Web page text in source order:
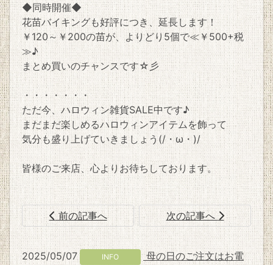
◆同時開催◆
花苗バイキングも好評につき、延長します！
￥120～￥200の苗が、よりどり5個で≪￥500+税
≫♪
まとめ買いのチャンスです☆彡
・・・・・・・
ただ今、ハロウィン雑貨SALE中です♪
まだまだ楽しめるハロウィンアイテムを飾って
気分も盛り上げていきましょう(/・ω・)/
皆様のご来店、心よりお待ちしております。
前の記事へ 次の記事へ
2025/05/07 INFO
母の日のご注文はお電